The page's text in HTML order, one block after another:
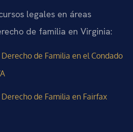
legales en áreas
de familia en Virginia:
de Familia en el Condado
de Familia en Fairfax